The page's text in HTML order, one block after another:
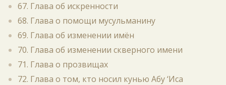
67. Глава об искренности
68. Глава о помощи мусульманину
69. Глава об изменении имён
70. Глава об изменении скверного имени
71. Глава о прозвищах
72. Глава о том, кто носил кунью Абу ‘Иса